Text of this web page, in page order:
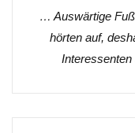
… Auswärtige
hörten auf,